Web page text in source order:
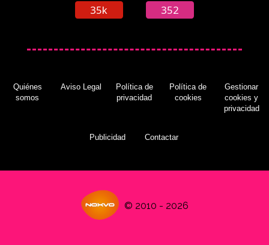
35k 352
Quiénes
somos
Aviso Legal
Política de
privacidad
Política de
cookies
Gestionar
cookies y
privacidad
Publicidad Contactar
© 2010 - 2026